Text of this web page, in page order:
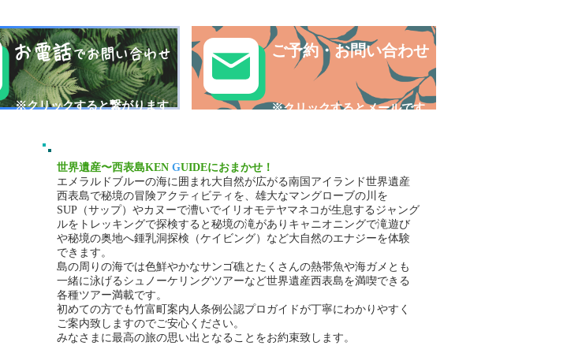
お電話でお問い合わせ
​※クリックすると繋がります
ご予約・お問い合わせ
​※クリックするとメールです
世界遺産〜西表島KEN GUIDEにおまかせ！
エメラルドブルーの海に囲まれ大自然が広がる南国アイランド世界遺産
西表島で秘境の冒険アクティビティを、雄大なマングローブの川を
SUP（サップ）やカヌーで漕いでイリオモテヤマネコが生息するジャング
ルをトレッキングで探検すると秘境の滝がありキャニオニングで滝遊び
や秘境の奥地へ鍾乳洞探検（ケイビング）など大自然のエナジーを体験
できます。
島の周りの海では色鮮やかなサンゴ礁とたくさんの熱帯魚や海ガメとも
一緒に泳げるシュノーケリングツアーなど世界遺産西表島を満喫できる
各種ツアー満載です。
初めての方でも竹富町案内人条例公認プロガイドが丁寧にわかりやすく
ご案内致しますのでご安心ください。
みなさまに最高の旅の思い出となることをお約束致します。